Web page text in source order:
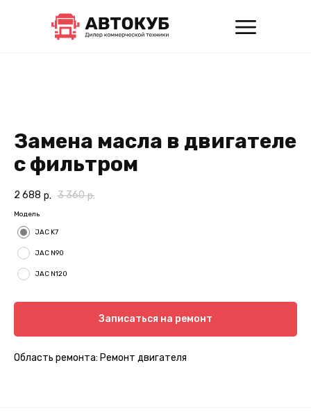
Замена масла в двигателе
с фильтром
2 688 р. 3 360 р.
Модель
JAC K7
JAC N90
JAC N120
Записаться на ремонт
Область ремонта: Ремонт двигателя